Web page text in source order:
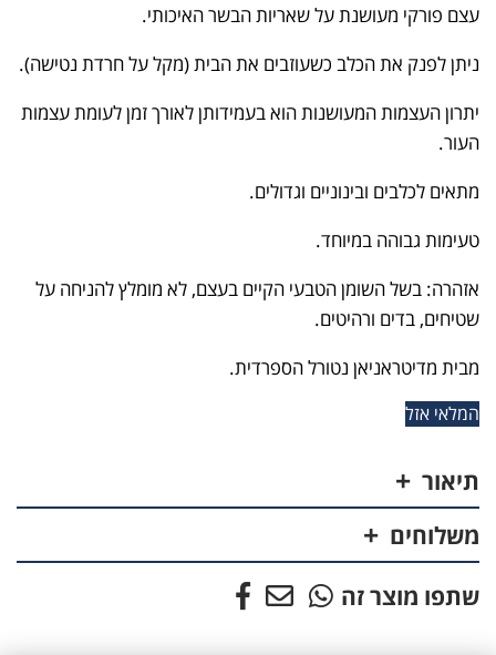
עצם פורקי מעושנת על שאריות הבשר האיכותי.
ניתן לפנק את הכלב כשעוזבים את הבית (מקל על חרדת נטישה).
יתרון העצמות המעושנות הוא בעמידותן לאורך זמן לעומת עצמות
העור.
מתאים לכלבים ובינוניים וגדולים.
טעימות גבוהה במיוחד.
אזהרה: בשל השומן הטבעי הקיים בעצם, לא מומלץ להניחה על
שטיחים, בדים ורהיטים.
מבית מדיטראניאן נטורל הספרדית.
המלאי אזל
תיאור
משלוחים
שתפו מוצר זה